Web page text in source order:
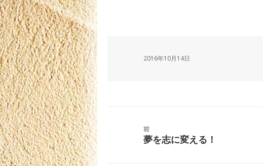
2016年10月14日
前
前
夢を志に変える！